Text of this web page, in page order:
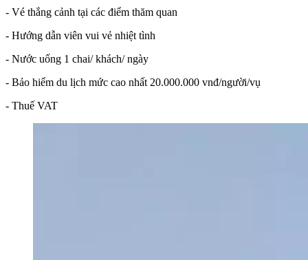
- Vé thắng cảnh tại các điểm thăm quan
- Hướng dẫn viên vui vẻ nhiệt tình
- Nước uống 1 chai/ khách/ ngày
- Bảo hiểm du lịch mức cao nhất 20.000.000 vnđ/người/vụ
- Thuế VAT